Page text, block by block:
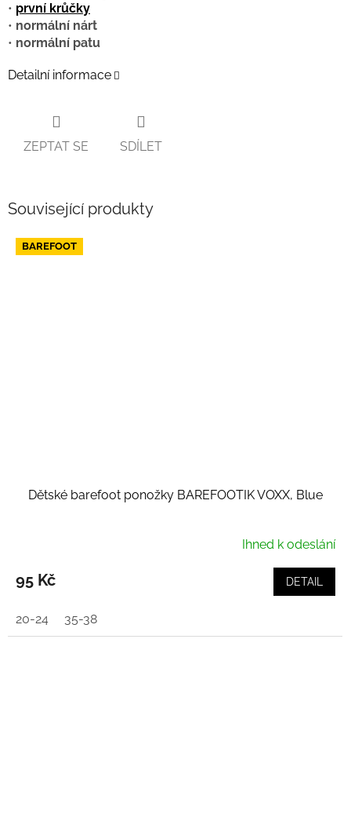
• první krůčky
• normální nárt
• normální patu
Detailní informace
ZEPTAT SE SDÍLET
Související produkty
BAREFOOT
Dětské barefoot ponožky BAREFOOTIK VOXX, Blue
Ihned k odeslání
95 Kč DETAIL
20-24 35-38